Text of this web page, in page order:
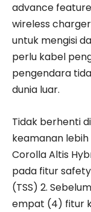
advance
wireless
untuk mengisi
perlu kabel
pengendara
dunia luar.
Tidak berhenti
keamanan
Corolla Altis
pada fitur
(TSS) 2.
empat (4) fitur